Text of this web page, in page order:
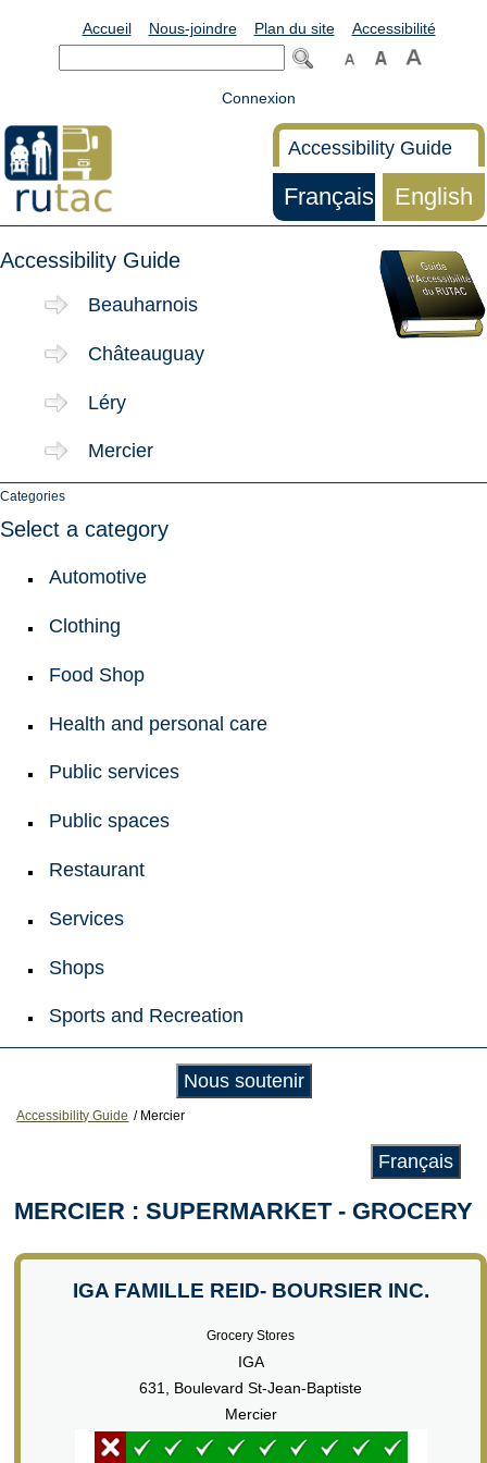
Accueil Nous-joindre Plan du site Accessibilité
Connexion
Accessibility Guide
Français English
Accessibility Guide
Beauharnois
Châteauguay
Léry
Mercier
Categories
Select a category
Automotive
Clothing
Food Shop
Health and personal care
Public services
Public spaces
Restaurant
Services
Shops
Sports and Recreation
Nous soutenir
Accessibility Guide / Mercier
Français
MERCIER : SUPERMARKET - GROCERY
IGA FAMILLE REID- BOURSIER INC.
Grocery Stores
IGA
631, Boulevard St-Jean-Baptiste
Mercier